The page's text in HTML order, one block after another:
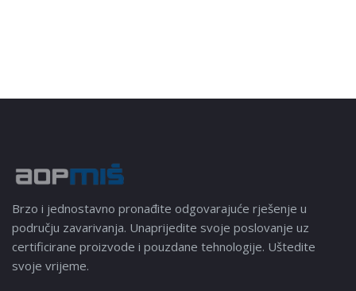
Brzo i jednostavno pronađite odgovarajuće rješenje u
području zavarivanja. Unaprijedite svoje poslovanje uz
certificirane proizvode i pouzdane tehnologije. Uštedite
svoje vrijeme.